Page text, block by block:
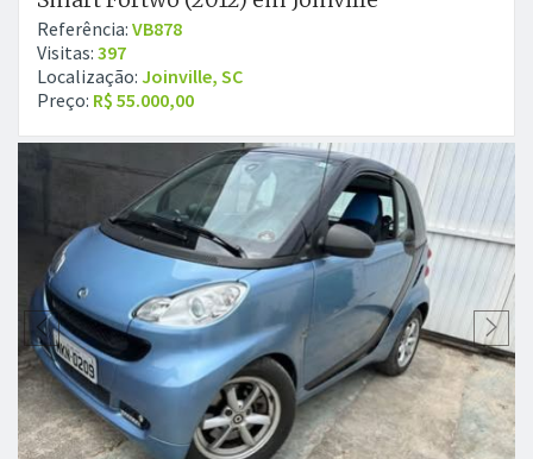
Referência: VB878
Visitas: 397
Localização: Joinville, SC
Preço: R$ 55.000,00
Anterior